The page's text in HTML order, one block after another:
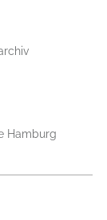
Hamburg